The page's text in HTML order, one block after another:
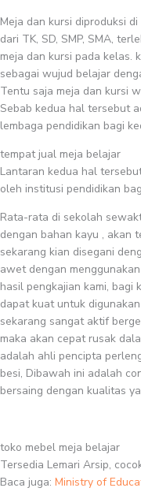
Meja dan kursi diproduksi
dari TK, SD, SMP, SMA,
meja dan kursi pada kelas.
sebagai wujud belajar
Tentu saja meja dan kursi
Sebab kedua hal tersebut
lembaga pendidikan bagi
tempat jual meja belajar
Lantaran kedua hal
oleh institusi pendidikan
Rata-rata di sekolah
dengan bahan kayu , akan
sekarang kian disegani
awet dengan
hasil pengkajian kami, bagi
dapat kuat untuk
sekarang sangat aktif
maka akan cepat rusak
adalah ahli pencipta
besi, Dibawah ini adalah
bersaing dengan kualitas
toko mebel meja belajar
Tersedia Lemari Arsip,
Baca juga: Ministry of